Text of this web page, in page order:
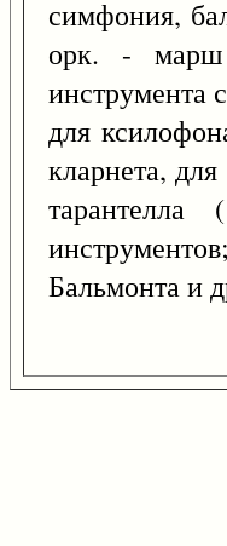
симфония,
орк. - марш
инструмента
для
кларнета,
Бальмонта и